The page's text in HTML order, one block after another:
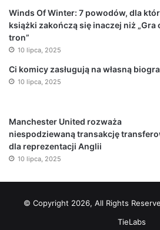
Winds Of Winter: 7 powodów, dla
książki zakończą się inaczej niż „Gra
tron”
10 lipca, 2025
Ci komicy zasługują na własną
10 lipca, 2025
Manchester United rozważa
niespodziewaną transakcję
dla reprezentacji Anglii
10 lipca, 2025
© Copyright 2026, All Rights
TieLabs